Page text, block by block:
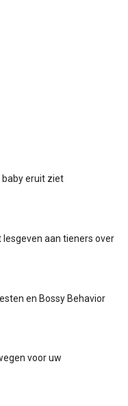
baby eruit ziet
lesgeven aan tieners over
en Bossy Behavior
voor uw